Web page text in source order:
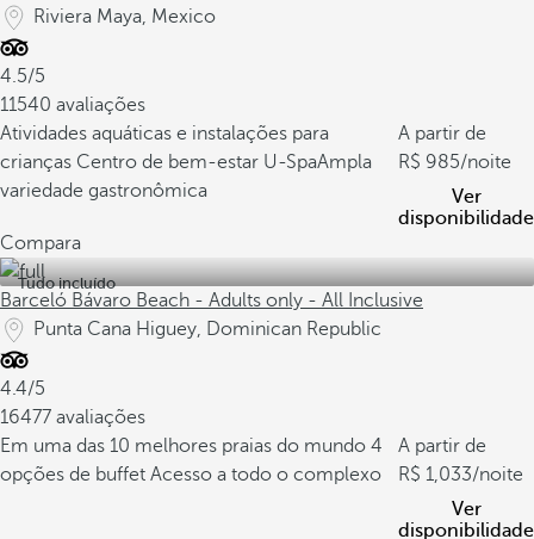
Riviera Maya, Mexico
4.5/5
11540 avaliações
Atividades aquáticas e instalações para
crianças Centro de bem-estar U-SpaAmpla
variedade gastronômica
A partir de
985/noite
Ver
disponibilidade
Compara
Tudo incluído
Barceló Bávaro Beach - Adults only - All Inclusive
Punta Cana Higuey, Dominican Republic
4.4/5
16477 avaliações
Em uma das 10 melhores praias do mundo 4
opções de buffet Acesso a todo o complexo
A partir de
1,033/noite
Ver
disponibilidade